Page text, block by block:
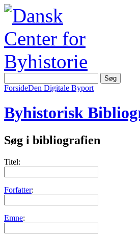
ForsideDen Digitale Byport
Byhistorisk
Søg i bibliografien
Titel:
Forfatter:
Emne: